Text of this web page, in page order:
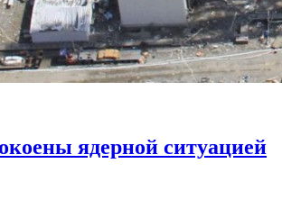
ядерной ситуацией